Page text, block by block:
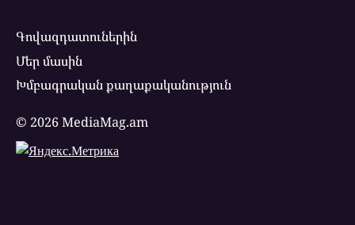
Գովազդատուներին
Մեր մասին
Խմբագրական քաղաքականություն
© 2026 MediaMag.am